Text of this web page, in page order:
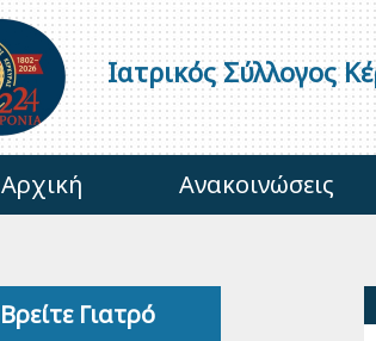
Ιατρικός Σύλλογος
Αρχική Ανακοινώσεις
Βρείτε Γιατρό